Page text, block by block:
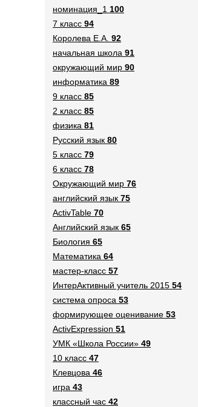
номинация_1 100
7 класс 94
Королева Е.А. 92
начальная школа 91
окружающий мир 90
информатика 89
9 класс 85
2 класс 85
физика 81
Русский язык 80
5 класс 79
6 класс 78
Окружающий мир 76
английский язык 75
ActivTable 70
Английский язык 65
Биология 65
Математика 64
мастер-класс 57
ИнтерАктивный учитель 2015 54
система опроса 53
формирующее оценивание 53
ActivExpression 51
УМК «Школа России» 49
10 класс 47
Клевцова 46
игра 43
классный час 42